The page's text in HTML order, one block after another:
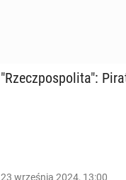
"Rzecz­po­spo­li­ta":
23 września 2024, 13:00